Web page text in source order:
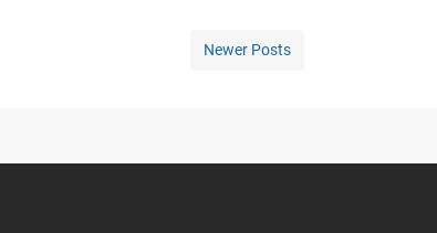
Newer Posts